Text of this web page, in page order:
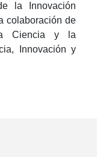
la Innovación
colaboración de
Ciencia y la
Innovación y